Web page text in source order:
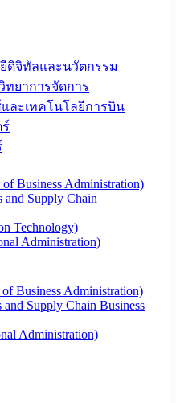
ดิจิทัลและนวัตกรรม
ยาการจัดการ
ละเทคโนโลยีการบิน
Business Administration)
and Supply Chain
Technology)
Administration)
Business Administration)
Supply Chain Business
Administration)